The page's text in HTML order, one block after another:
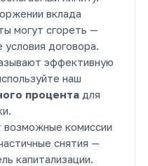
вклада
могут сгореть —
условия договора.
эффективную
наш
процента для
возможные комиссии
снятия —
капитализации.